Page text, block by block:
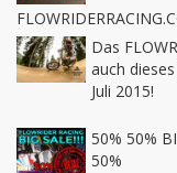
Das
auch
Juli 2015!
50% 50%
50%